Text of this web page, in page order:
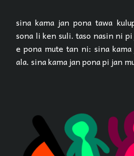
sina kama jan pona tawa
sona li ken suli. taso nasin ni
e pona mute tan ni: sina
ala. sina kama jan pona pi jan